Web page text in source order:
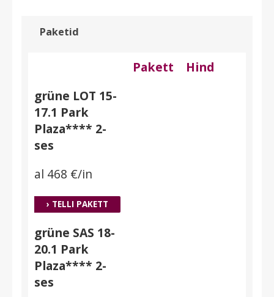
Paketid
Pakett
Hind
grüne LOT 15-
17.1 Park
Plaza**** 2-
ses
al 468 €/in
› TELLI PAKETT
grüne SAS 18-
20.1 Park
Plaza**** 2-
ses